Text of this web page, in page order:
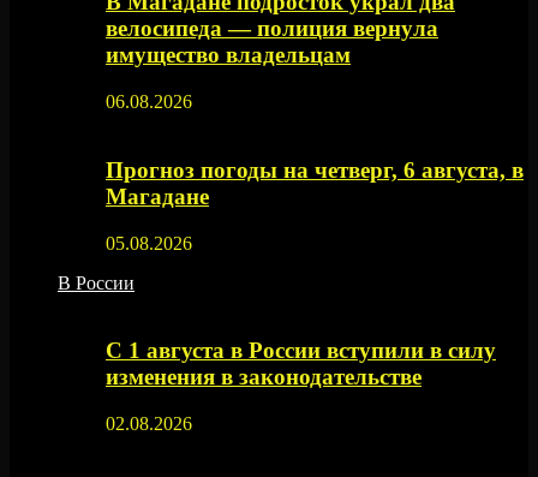
велосипеда — полиция вернула
имущество владельцам
06.08.2026
Прогноз погоды на четверг, 6 августа, в
Магадане
05.08.2026
В России
С 1 августа в России вступили в силу
изменения в законодательстве
02.08.2026